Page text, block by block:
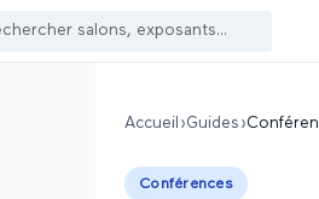
Accueil ›Guides ›
Conférences